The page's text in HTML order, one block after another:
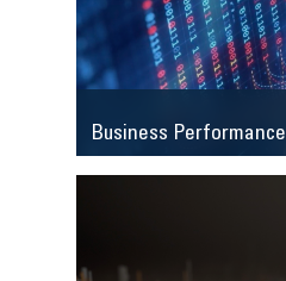
Business Performance